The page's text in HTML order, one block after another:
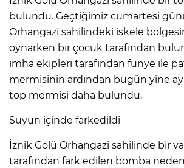
bulundu. Geçtiğimiz cumartesi
Orhangazi sahilindeki iskele
oynarken bir çocuk tarafından
imha ekipleri tarafından fünye ile
mermisinin ardından bugün yine
top mermisi daha bulundu.
Suyun içinde farkedildi
İznik Gölü Orhangazi sahilinde bir
tarafından fark edilen bomba